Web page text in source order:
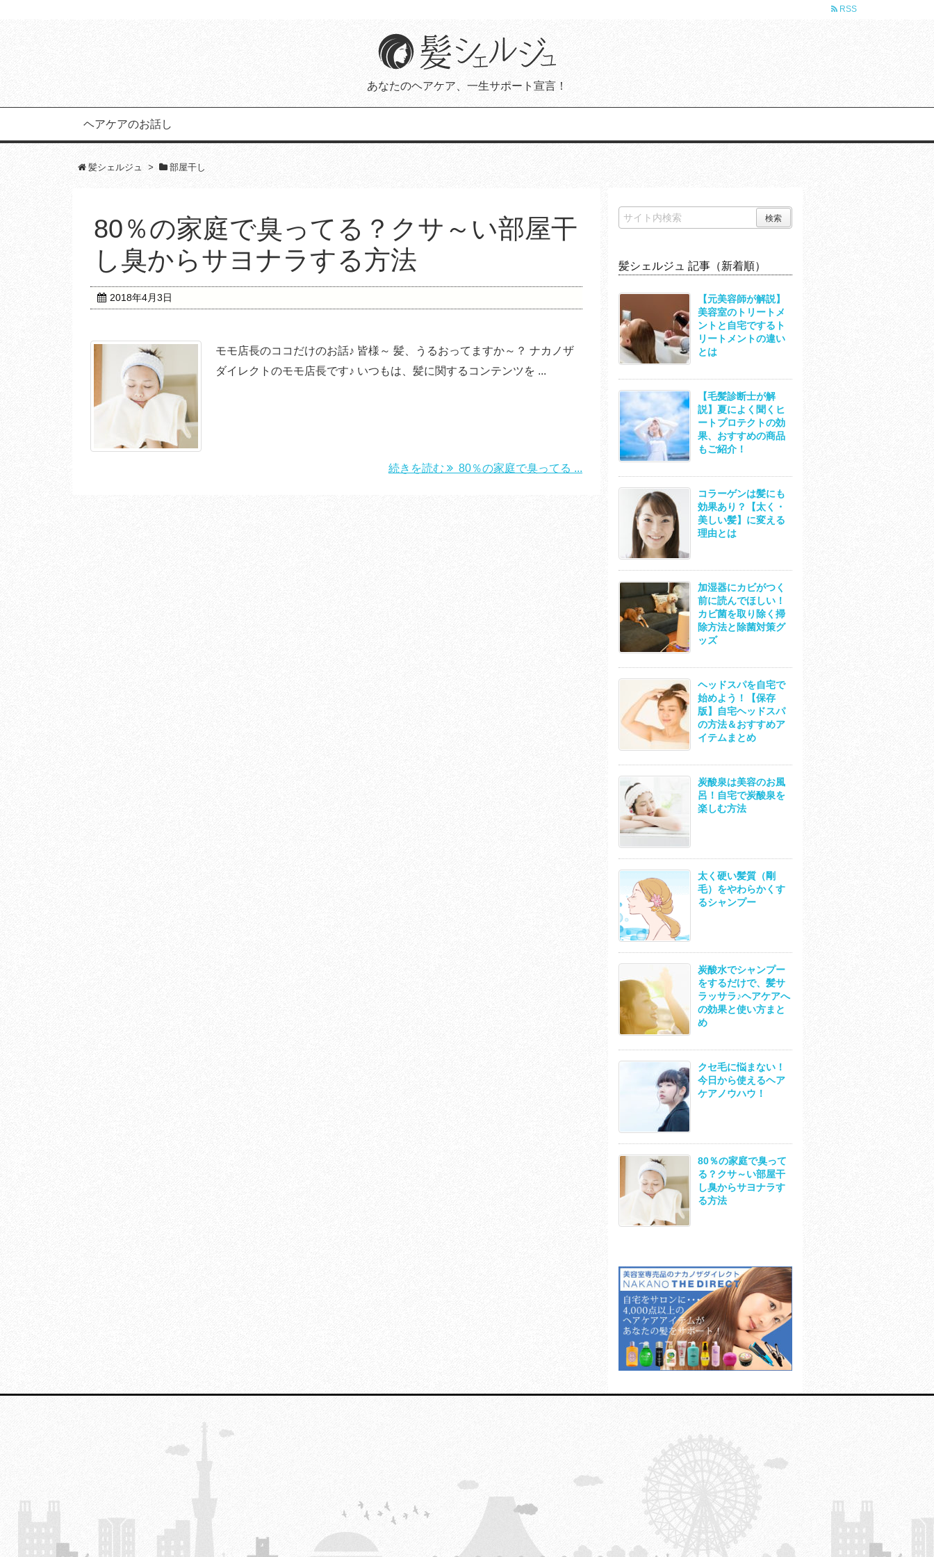
あなたのヘアケア、一生サポート宣言！
ヘアケアのお話し
RSS
髪シェルジュ > 部屋干し
80％の家庭で臭ってる？クサ～い部屋干
し臭からサヨナラする方法
2018年4月3日
モモ店長のココだけのお話♪ 皆様～ 髪、うるおってますか～？ ナカノザ
ダイレクトのモモ店長です♪ いつもは、髪に関するコンテンツを ...
続きを読む 80％の家庭で臭ってる ...
髪シェルジュ 記事（新着順）
【元美容師が解説】
美容室のトリートメ
ントと自宅でするト
リートメントの違い
とは
【毛髪診断士が解
説】夏によく聞くヒ
ートプロテクトの効
果、おすすめの商品
もご紹介！
コラーゲンは髪にも
効果あり？【太く・
美しい髪】に変える
理由とは
加湿器にカビがつく
前に読んでほしい！
カビ菌を取り除く掃
除方法と除菌対策グ
ッズ
ヘッドスパを自宅で
始めよう！【保存
版】自宅ヘッドスパ
の方法＆おすすめア
イテムまとめ
炭酸泉は美容のお風
呂！自宅で炭酸泉を
楽しむ方法
太く硬い髪質（剛
毛）をやわらかくす
るシャンプー
炭酸水でシャンプー
をするだけで、髪サ
ラッサラ♪ヘアケアへ
の効果と使い方まと
め
クセ毛に悩まない！
今日から使えるヘア
ケアノウハウ！
80％の家庭で臭って
る？クサ～い部屋干
し臭からサヨナラす
る方法